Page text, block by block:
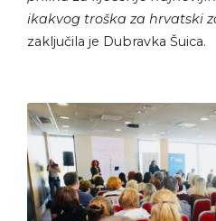
ikakvog troška za hrvatski
zaključila je Dubravka Šuica.